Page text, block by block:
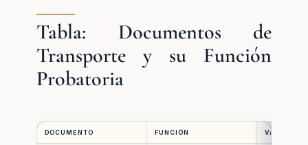
Tabla: Documentos de
Transporte y su Función
Probatoria
DOCUMENTO FUNCIÓN VALOR